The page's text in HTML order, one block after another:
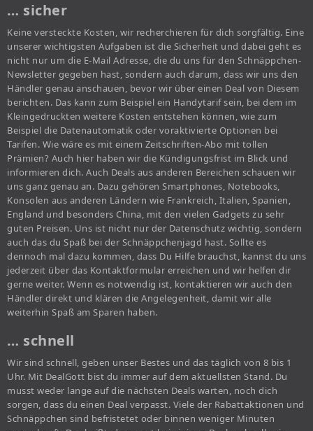
… sicher
Keine versteckte Kosten, wir recherchieren für dich sorgfältig. Eine
unserer wichtigsten Aufgaben ist die Sicherheit und dabei geht es
nicht nur um die E-Mail Adresse, die du uns für den Schnäppchen-
Newsletter gegeben hast, sondern auch darum, dass wir uns den
Händler genau anschauen, bevor wir über einen Deal von Diesem
berichten. Das kann zum Beispiel ein Handytarif sein, bei dem im
Kleingedruckten weitere Kosten entstehen können, wie zum
Beispiel die Datenautomatik oder voraktivierte Optionen bei
Tarifen. Wie wäre es mit einem Zeitschriften-Abo mit tollen
Prämien? Auch hier haben wir die Kündigungsfrist im Blick und
informieren dich. Auch Deals aus anderen Bereichen schauen wir
uns ganz genau an. Dazu gehören Smartphones, Notebooks,
Konsolen aus anderen Ländern wie Frankreich, Italien, Spanien,
England und besonders China, mit den vielen Gadgets zu sehr
guten Preisen. Uns ist nicht nur der Datenschutz wichtig, sondern
auch das du Spaß bei der Schnäppchenjagd hast. Sollte es
dennoch mal dazu kommen, dass Du Hilfe brauchst, kannst du uns
jederzeit über das Kontaktformular erreichen und wir helfen dir
gerne weiter. Wenn es notwendig ist, kontaktieren wir auch den
Händler direkt und klären die Angelegenheit, damit wir alle
weiterhin Spaß am Sparen haben.
… schnell
Wir sind schnell, geben unser Bestes und das täglich von 8 bis 1
Uhr. Mit DealGott bist du immer auf dem aktuellsten Stand. Du
musst weder lange auf die nächsten Deals warten, noch dich
sorgen, dass du einen Deal verpasst. Viele der Rabattaktionen und
Schnäppchen sind befristetet oder binnen weniger Minuten